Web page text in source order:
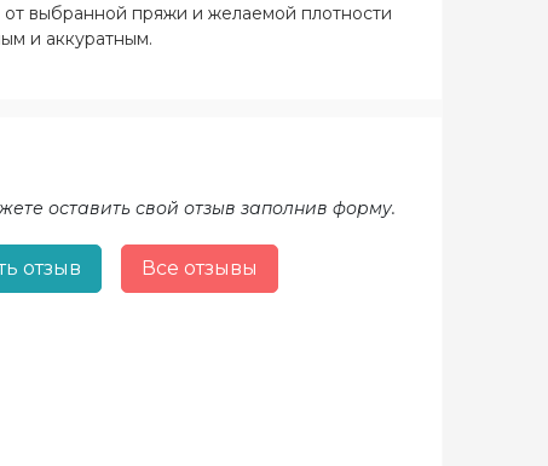
от выбранной пряжи и желаемой плотности
и аккуратным.
оставить свой отзыв заполнив форму.
отзыв Все отзывы